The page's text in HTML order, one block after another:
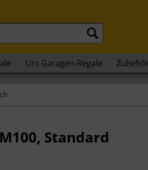
Urs Garagen-Regale
Standard